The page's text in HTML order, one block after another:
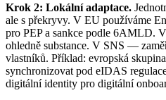
Krok 2: Lokální adaptace.
ale s překryvy. V EU používáme
pro PEP a sankce podle 6AMLD.
ohledně substance. V SNS —
vlastníků. Příklad: evropská
synchronizovat pod eIDAS
digitální identity pro digitální